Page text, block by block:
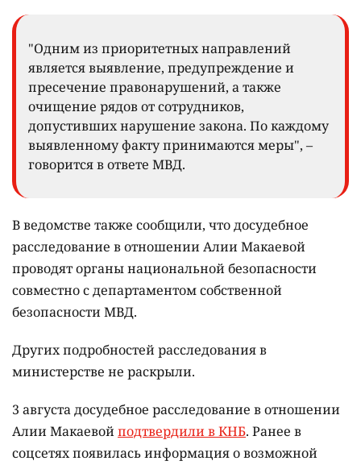
"Одним из приоритетных направлений
является выявление, предупреждение и
пресечение правонарушений, а также
очищение рядов от сотрудников,
допустивших нарушение закона. По каждому
выявленному факту принимаются меры", –
говорится в ответе МВД.
В ведомстве также сообщили, что досудебное
расследование в отношении Алии Макаевой
проводят органы национальной безопасности
совместно с департаментом собственной
безопасности МВД.
Других подробностей расследования в
министерстве не раскрыли.
3 августа досудебное расследование в отношении
Алии Макаевойподтвердили в КНБ. Ранее в
соцсетях появилась информация о возможной